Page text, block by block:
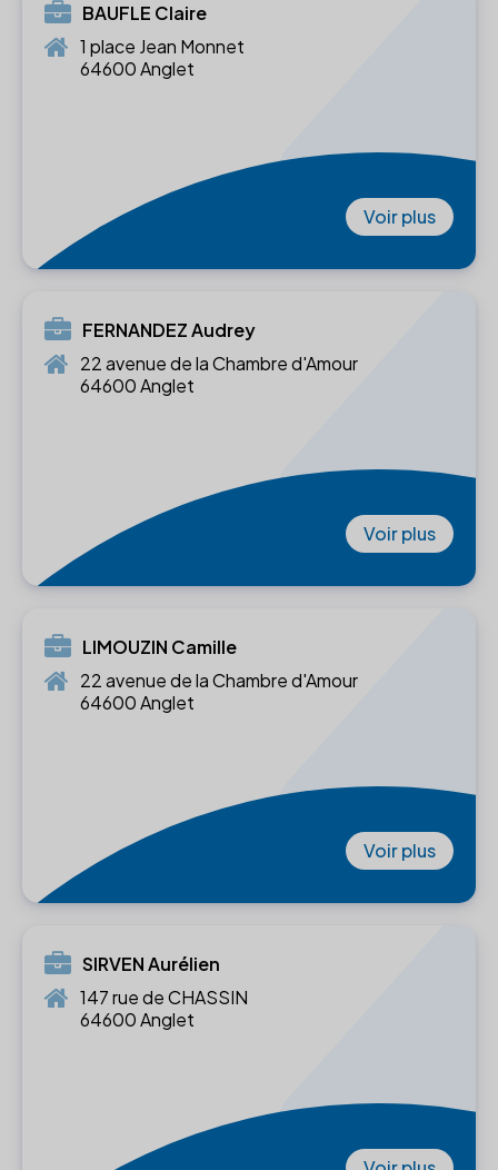
BAUFLE Claire
1 place Jean Monnet
64600 Anglet
Voir plus
FERNANDEZ Audrey
22 avenue de la Chambre d'Amour
64600 Anglet
Voir plus
LIMOUZIN Camille
22 avenue de la Chambre d'Amour
64600 Anglet
Voir plus
SIRVEN Aurélien
147 rue de CHASSIN
64600 Anglet